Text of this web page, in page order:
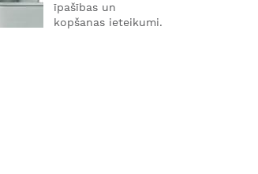
īpašības un
kopšanas ieteikumi.